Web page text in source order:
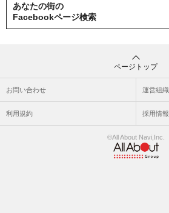
あなたの街の
Facebookページ検索
ページトップ
お問い合わせ 運営組織
利用規約 採用情報
©All About Navi,Inc.